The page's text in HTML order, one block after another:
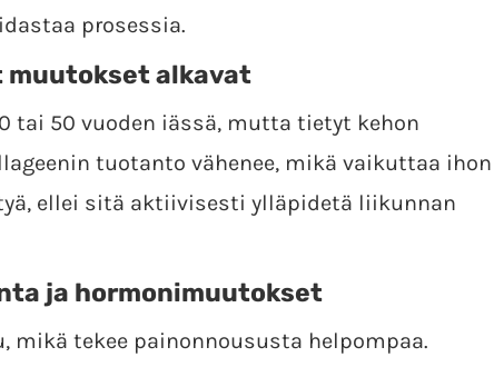
prosessia.
muutokset alkavat
tai 50 vuoden iässä, mutta tietyt kehon
tuotanto vähenee, mikä vaikuttaa ihon
ellei sitä aktiivisesti ylläpidetä liikunnan
ja hormonimuutokset
tekee painonnoususta helpompaa.